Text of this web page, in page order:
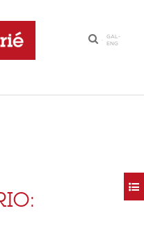
·
GAL-
ENG